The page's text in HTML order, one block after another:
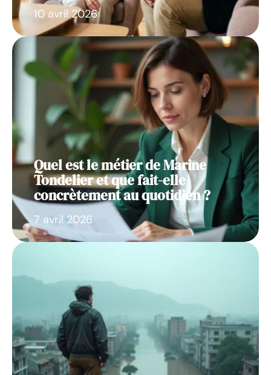
10 avril 2026
Quel est le métier de Marine
Tondelier et que fait-elle
concrètement au quotidien ?
7 avril 2026